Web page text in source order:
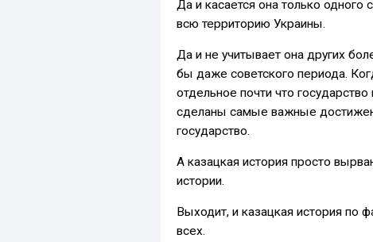
Да и касается она только одного
всю территорию Украины.
Да и не учитывает она других
бы даже советского периода.
отдельное почти что
сделаны самые важные
государство.
А казацкая история просто
истории.
Выходит, и казацкая история по
всех.